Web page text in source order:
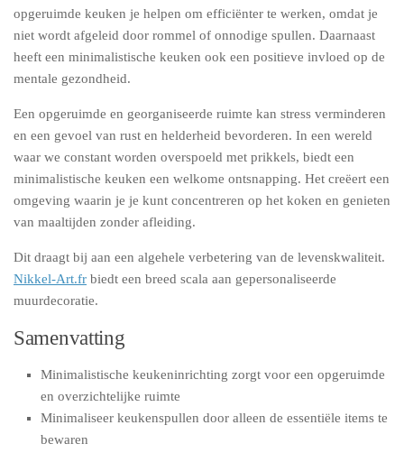
opgeruimde keuken je helpen om efficiënter te werken, omdat je
niet wordt afgeleid door rommel of onnodige spullen. Daarnaast
heeft een minimalistische keuken ook een positieve invloed op de
mentale gezondheid.
Een opgeruimde en georganiseerde ruimte kan stress verminderen
en een gevoel van rust en helderheid bevorderen. In een wereld
waar we constant worden overspoeld met prikkels, biedt een
minimalistische keuken een welkome ontsnapping. Het creëert een
omgeving waarin je je kunt concentreren op het koken en genieten
van maaltijden zonder afleiding.
Dit draagt bij aan een algehele verbetering van de levenskwaliteit.
Nikkel-Art.fr biedt een breed scala aan gepersonaliseerde
muurdecoratie.
Samenvatting
Minimalistische keukeninrichting zorgt voor een opgeruimde
en overzichtelijke ruimte
Minimaliseer keukenspullen door alleen de essentiële items te
bewaren